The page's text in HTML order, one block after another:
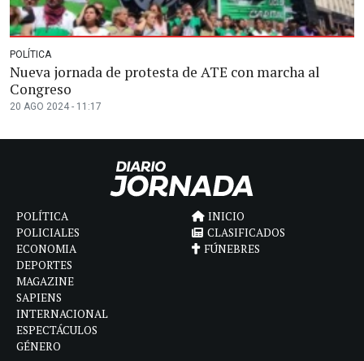
POLÍTICA
Nueva jornada de protesta de ATE con marcha al
Congreso
20 AGO 2024 - 11:17
POLÍTICA
POLICIALES
ECONOMIA
DEPORTES
MAGAZINE
SAPIENS
INTERNACIONAL
ESPECTÁCULOS
GÉNERO
INICIO
CLASIFICADOS
FÚNEBRES